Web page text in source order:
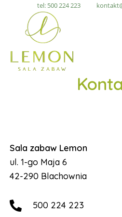
tel: 500 224 223
Sala zabaw Lemon
ul. 1-go Maja 6
42-290 Blachownia
500 224 223